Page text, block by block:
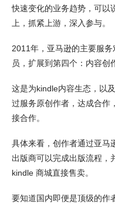
快速变化的业务趋势，可以
上，抓紧上游，深入参与。
2011年，亚马逊的主要服
员，扩展到第四个：内容创
这是为kindle内容生态，以
过服务原创作者，达成合作
接合作。
具体来看，创作者通过亚马
出版商可以完成出版流程，
kindle 商城直接售卖。
要知道国内即便是顶级的作